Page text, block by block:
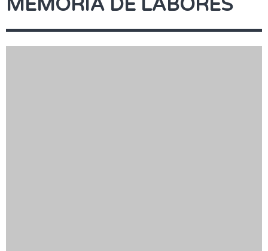
MEMORIA DE LABORES